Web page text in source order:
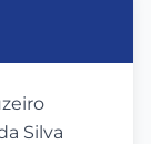
Silva